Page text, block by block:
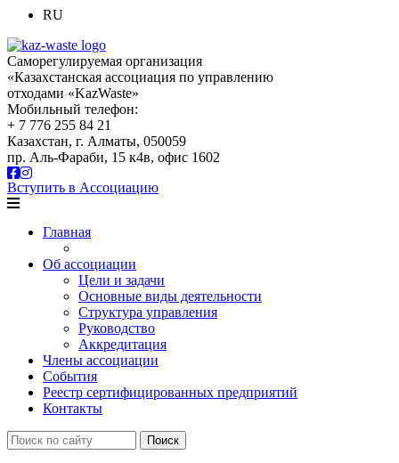
RU
Саморегулируемая организация
«Казахстанская ассоциация по управлению
отходами «KazWaste»
Мобильный телефон:
+ 7 776 255 84 21
Казахстан, г. Алматы, 050059
пр. Аль-Фараби, 15 к4в, офис 1602
Вступить в Ассоциацию
Главная
Об ассоциации
Цели и задачи
Основные виды деятельности
Структура управления
Руководство
Аккредитация
Члены ассоциации
События
Реестр сертифицированных предприятий
Контакты